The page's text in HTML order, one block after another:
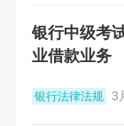
银行中级考
业借款业务
银行法律法规 3